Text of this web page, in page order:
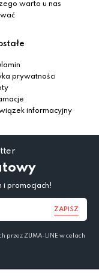
warto u nas
prywatności
informacyjny
i promocjach!
ZAPISZ
przez ZUMA-LINE w celach